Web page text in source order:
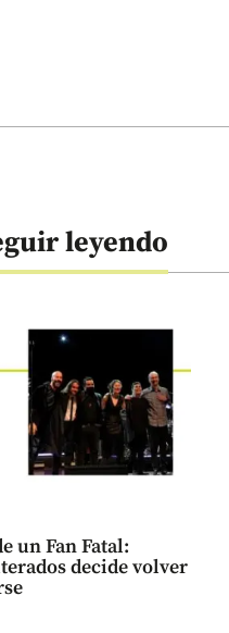
leyendo
un Fan Fatal:
decide volver